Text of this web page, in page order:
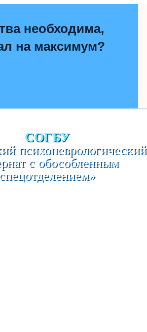
необходима,
на максимум?
СОГБУ
психоневрологический
с обособленным
спецотделением»